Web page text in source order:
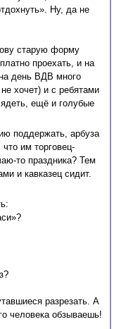
Ну, да не
старую форму
проехать, и на
день ВДВ много
хочет) и с ребятами
ещё и голубые
поддержать, арбуза
им торговец-
то праздника? Тем
и кавказец сидит.
разрезать. А
человека обзываешь!